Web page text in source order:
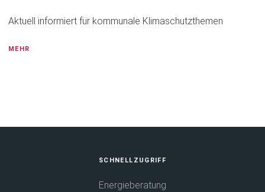
Aktuell informiert für kommunale Klimaschutzthemen
MEHR
SCHNELLZUGRIFF
Energieberatung